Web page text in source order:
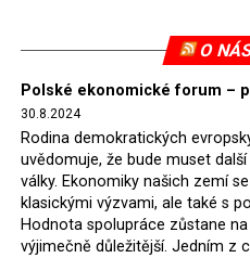
O
Polské ekonomické forum –
30.8.2024
Rodina demokratických
uvědomuje, že bude muset
války. Ekonomiky našich zemí
klasickými výzvami, ale také s
Hodnota spolupráce zůstane
výjimečně důležitější. Jedním z